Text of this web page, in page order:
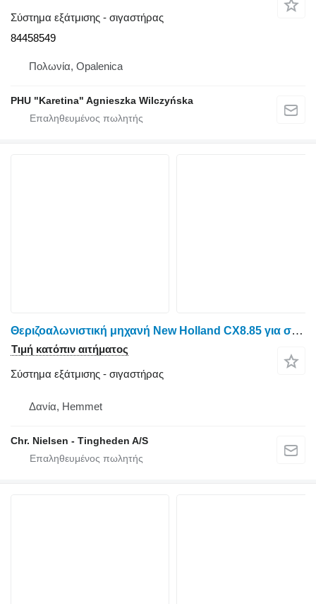
Σύστημα εξάτμισης - σιγαστήρας
84458549
Πολωνία, Opalenica
PHU "Karetina" Agnieszka Wilczyńska
Θεριζοαλωνιστική μηχανή New Holland CX8.85 για σιγαστήρας
Τιμή κατόπιν αιτήματος
Σύστημα εξάτμισης - σιγαστήρας
Δανία, Hemmet
Chr. Nielsen - Tingheden A/S